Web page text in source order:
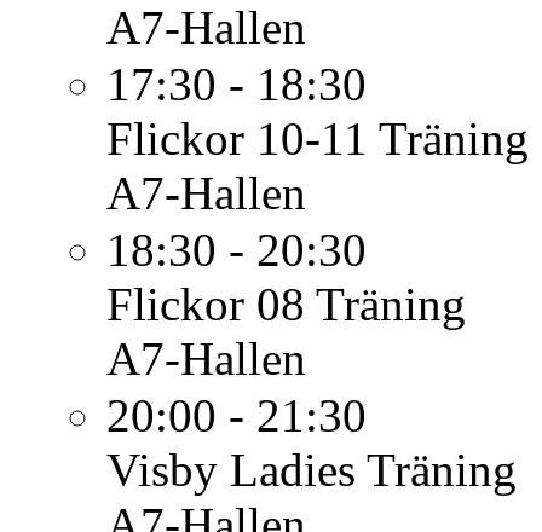
A7-Hallen
17:30 - 18:30
Flickor 10-11 Träning
A7-Hallen
18:30 - 20:30
Flickor 08 Träning
A7-Hallen
20:00 - 21:30
Visby Ladies Träning